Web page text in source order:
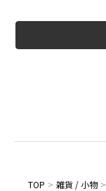
TOP > 雑貨 / 小物 >